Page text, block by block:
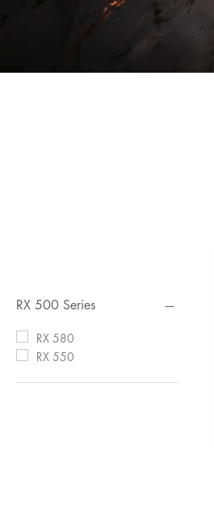
RX 500 Series
RX 580
RX 550